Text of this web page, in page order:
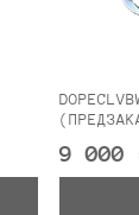
9 000